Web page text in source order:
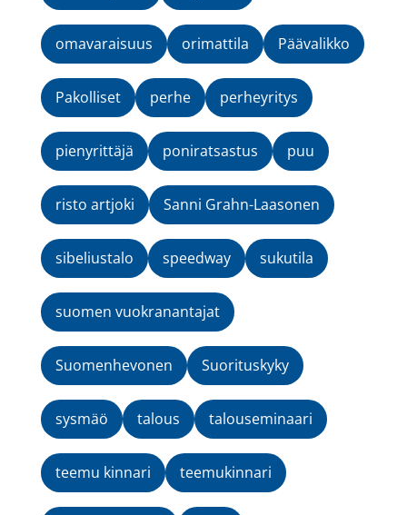
omavaraisuus orimattila Päävalikko
Pakolliset perhe perheyritys
pienyrittäjä poniratsastus puu
risto artjoki Sanni Grahn-Laasonen
sibeliustalo speedway sukutila
suomen vuokranantajat
Suomenhevonen Suorituskyky
sysmäö talous talouseminaari
teemu kinnari teemukinnari